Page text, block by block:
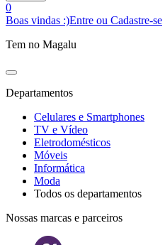
0
Boas vindas :)Entre ou Cadastre-se
Tem no Magalu
Departamentos
Celulares e Smartphones
TV e Vídeo
Eletrodomésticos
Móveis
Informática
Moda
Todos os departamentos
Nossas marcas e parceiros